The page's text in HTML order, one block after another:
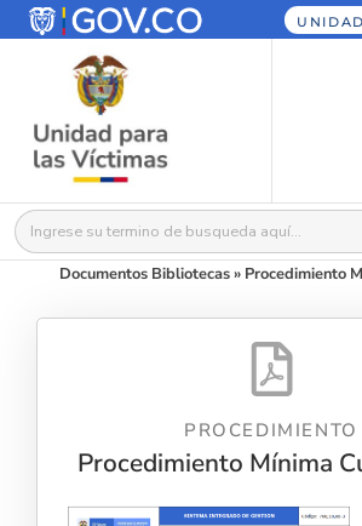
Buscar:
Documentos Bibliotecas» Procedimiento
PROCEDIMIENTO
Procedimiento Mínima